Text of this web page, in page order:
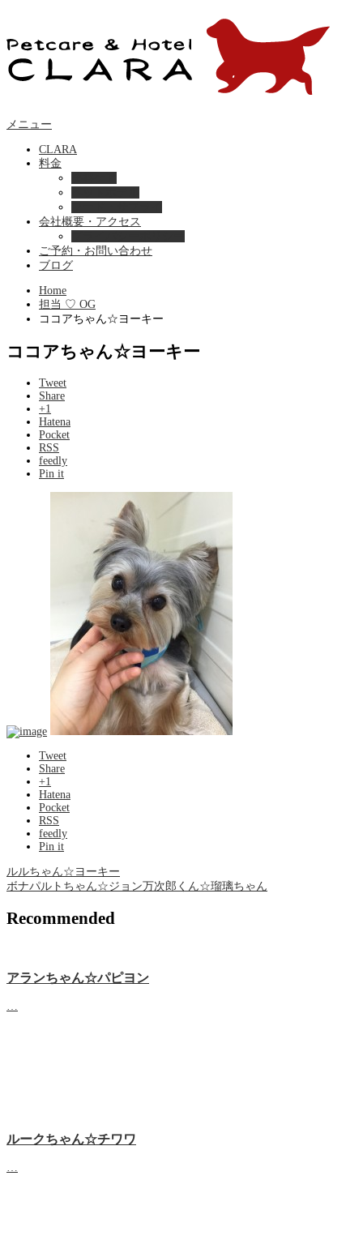
メニュー
CLARA
料金
会社概要・アクセス
ご予約・お問い合わせ
ブログ
Home
担当 ♡ OG
ココアちゃん☆ヨーキー
ココアちゃん☆ヨーキー
Tweet
Share
+1
Hatena
Pocket
RSS
feedly
Pin it
Tweet
Share
+1
Hatena
Pocket
RSS
feedly
Pin it
ルルちゃん☆ヨーキー
ボナパルトちゃん☆ジョン万次郎くん☆瑠璃ちゃん
Recommended
アランちゃん☆パピヨン
ルークちゃん☆チワワ